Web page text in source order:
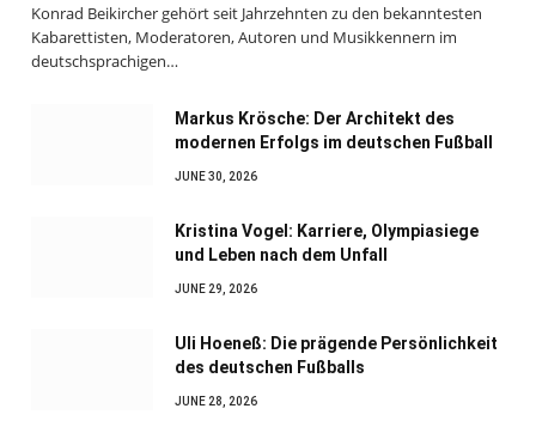
Konrad Beikircher gehört seit Jahrzehnten zu den bekanntesten
Kabarettisten, Moderatoren, Autoren und Musikkennern im
deutschsprachigen…
Markus Krösche: Der Architekt des
modernen Erfolgs im deutschen Fußball
JUNE 30, 2026
Kristina Vogel: Karriere, Olympiasiege
und Leben nach dem Unfall
JUNE 29, 2026
Uli Hoeneß: Die prägende Persönlichkeit
des deutschen Fußballs
JUNE 28, 2026